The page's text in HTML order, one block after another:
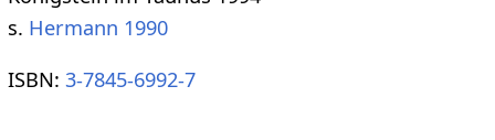
s. Hermann 1990
ISBN: 3-7845-6992-7